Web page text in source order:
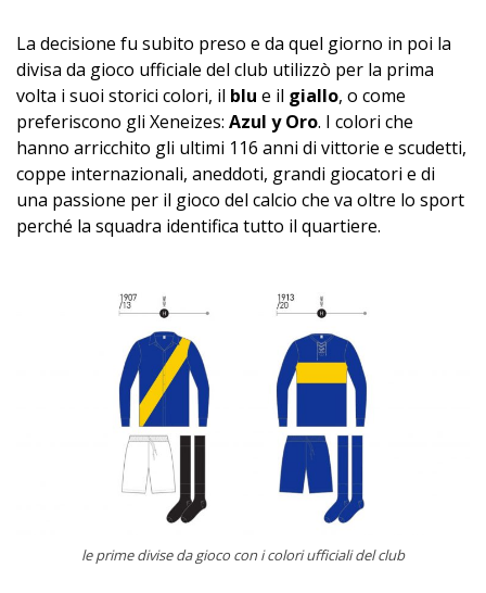
La decisione fu subito preso e da quel giorno in poi la
divisa da gioco ufficiale del club utilizzò per la prima
volta i suoi storici colori, il blu e il giallo, o come
preferiscono gli Xeneizes: Azul y Oro. I colori che
hanno arricchito gli ultimi 116 anni di vittorie e scudetti,
coppe internazionali, aneddoti, grandi giocatori e di
una passione per il gioco del calcio che va oltre lo sport
perché la squadra identifica tutto il quartiere.
le prime divise da gioco con i colori ufficiali del club